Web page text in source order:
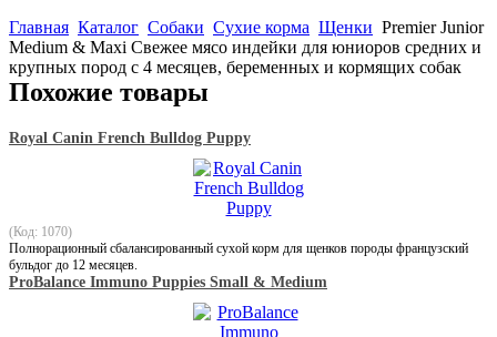
Главная Каталог Собаки Сухие корма Щенки Premier Junior
Medium & Maxi Свежее мясо индейки для юниоров средних и
крупных пород с 4 месяцев, беременных и кормящих собак
Похожие товары
Royal Canin French Bulldog Puppy
(Код: 1070)
Полнорационный сбалансированный сухой корм для щенков породы французский
бульдог до 12 месяцев.
ProBalance Immuno Puppies Small & Medium